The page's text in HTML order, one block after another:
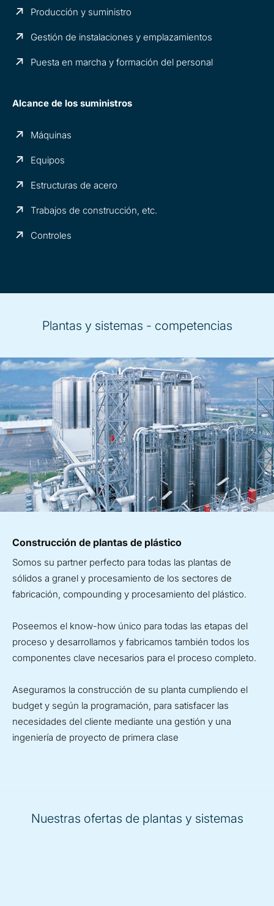
Producción y suministro
Gestión de instalaciones y emplazamientos
Puesta en marcha y formación del personal
Alcance de los suministros
Máquinas
Equipos
Estructuras de acero
Trabajos de construcción, etc.
Controles
Plantas y sistemas - competencias
Construcción de plantas de plástico
Somos su partner perfecto para todas las plantas de
sólidos a granel y procesamiento de los sectores de
fabricación, compounding y procesamiento del plástico.
Poseemos el know-how único para todas las etapas del
proceso y desarrollamos y fabricamos también todos los
componentes clave necesarios para el proceso completo.
Aseguramos la construcción de su planta cumpliendo el
budget y según la programación, para satisfacer las
necesidades del cliente mediante una gestión y una
ingeniería de proyecto de primera clase
Nuestras ofertas de plantas y sistemas